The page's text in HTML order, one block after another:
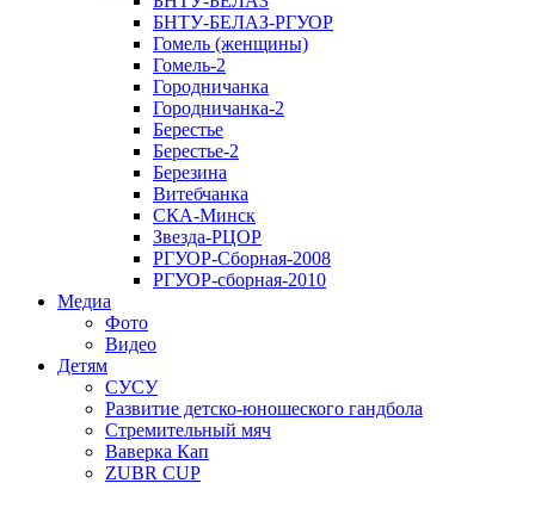
БНТУ-БЕЛАЗ-РГУОР
Гомель (женщины)
Гомель-2
Городничанка
Городничанка-2
Берестье
Берестье-2
Березина
Витебчанка
СКА-Минск
Звезда-РЦОР
РГУОР-Сборная-2008
РГУОР-сборная-2010
Медиа
Фото
Видео
Детям
СУСУ
Развитие детско-юношеского гандбола
Стремительный мяч
Ваверка Кап
ZUBR CUP